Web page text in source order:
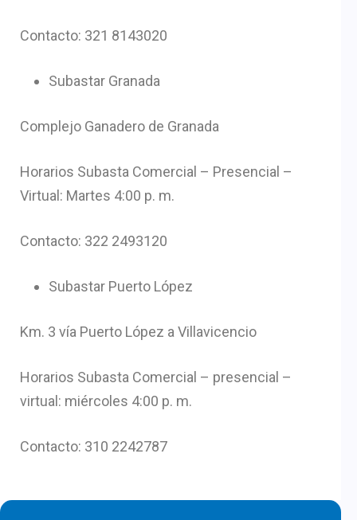
Contacto: 321 8143020
Subastar Granada
Complejo Ganadero de Granada
Horarios Subasta Comercial – Presencial –
Virtual: Martes 4:00 p. m.
Contacto: 322 2493120
Subastar Puerto López
Km. 3 vía Puerto López a Villavicencio
Horarios Subasta Comercial – presencial –
virtual: miércoles 4:00 p. m.
Contacto: 310 2242787